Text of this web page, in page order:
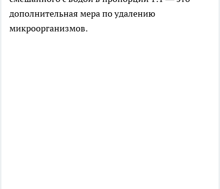
дополнительная мера по удалению
микроорганизмов.